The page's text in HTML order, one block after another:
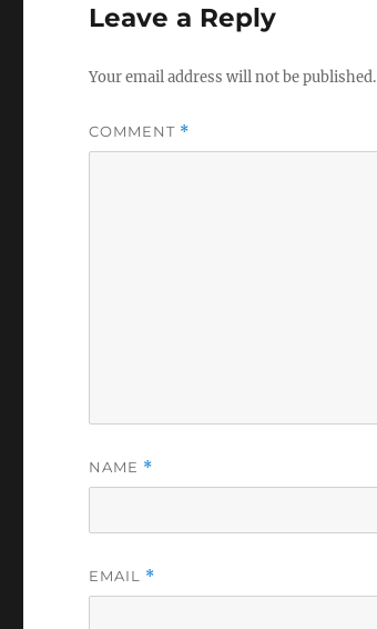
Leave a Reply
Your email address will not be published.
COMMENT *
NAME *
EMAIL *